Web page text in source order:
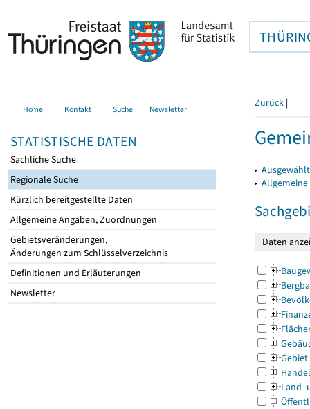
Home Kontakt Suche Newsletter
STATISTISCHE DATEN
Sachliche Suche
Regionale Suche
Kürzlich bereitgestellte Daten
Allgemeine Angaben, Zuordnungen
Gebietsveränderungen,
Änderungen zum Schlüsselverzeichnis
Definitionen und Erläuterungen
Newsletter
Zurück |
▸
▸
Gebiet
Land-